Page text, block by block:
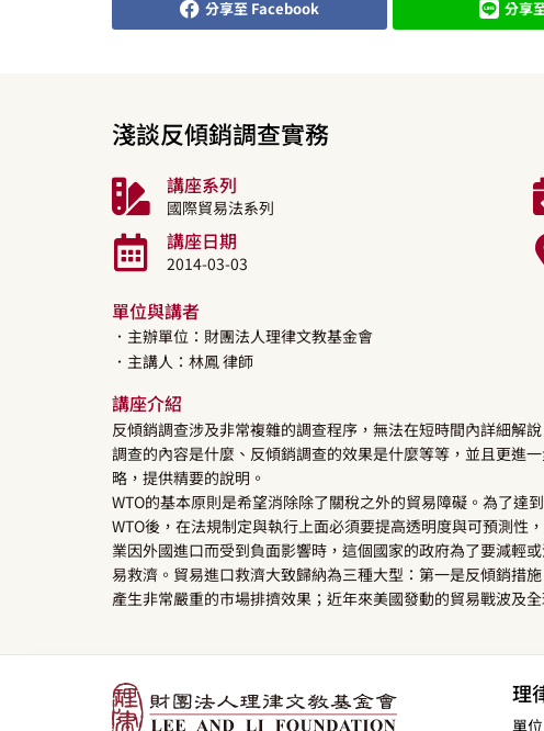
分享至 Facebook 分享
淺談反傾銷調查實務
講座系列
國際貿易法系列
講座日期
2014-03-03
單位與講者
．主辦單位：財團法人理律文教基金會
．主講人： 林鳳律師
講座介紹
反傾銷調查涉及非常複雜的調查程序，無法在短時間內詳細解
調查的內容是什麼、反傾銷調查的效果是什麼等等，並且更進
略，提供精要的說明。
WTO的基本原則是希望消除除了關稅之外的貿易障礙。為了達
WTO後，在法規制定與執行上面必須要提高透明度與可預測性
業因外國進口而受到負面影響時，這個國家的政府為了要減輕
易救濟。貿易進口救濟大致歸納為三種大型：第一是反傾銷措
產生非常嚴重的市場排擠效果；近年來美國發動的貿易戰波及
理
單位